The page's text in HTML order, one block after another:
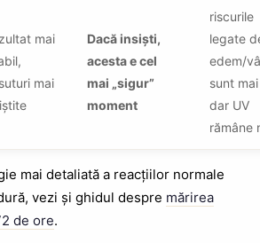
mai
mai
Dacă insiști,
acesta e cel
mai „sigur”
moment
riscurile
legate
edem/
sunt
dar UV
rămâne
mai detaliată a reacțiilor normale
vezi și ghidul despre mărirea
de ore.